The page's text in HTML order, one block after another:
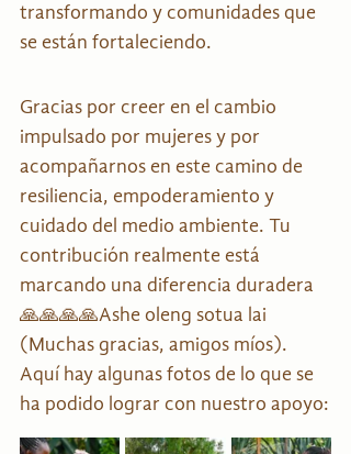
transformando y comunidades que
se están fortaleciendo.
Gracias por creer en el cambio
impulsado por mujeres y por
acompañarnos en este camino de
resiliencia, empoderamiento y
cuidado del medio ambiente. Tu
contribución realmente está
marcando una diferencia duradera
🙏🙏🙏🙏Ashe oleng sotua lai
(Muchas gracias, amigos míos).
Aquí hay algunas fotos de lo que se
ha podido lograr con nuestro apoyo: